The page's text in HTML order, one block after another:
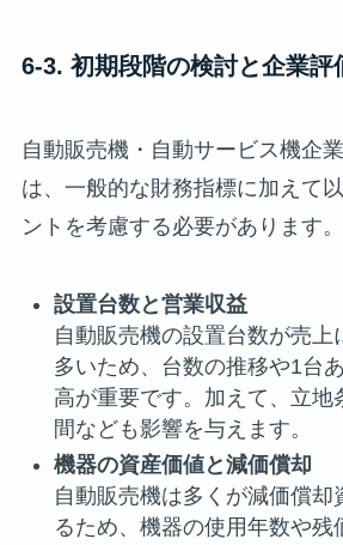
6-3. 初期段階の検討と企業評
自動販売機・自動サービス機企
は、一般的な財務指標に加えて
ントを考慮する必要があります。
設置台数と営業収益
自動販売機の設置台数が売上
多いため、台数の推移や1台
高が重要です。加えて、立地
間なども影響を与えます。
機器の資産価値と減価償却
自動販売機は多くが減価償却
るため、機器の使用年数や残